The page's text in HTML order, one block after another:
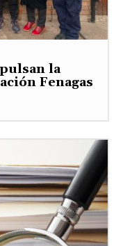
la
Fenagas